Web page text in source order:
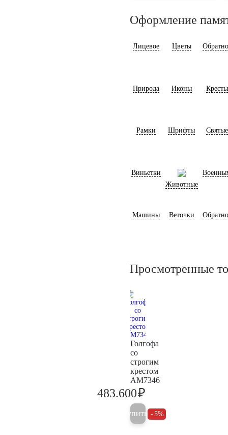
Оформление
Лицевое Цветы
Природа Иконы Кресты
Рамки Шрифты Святые
Виньетки
Животные
Машины Веточки
Просмотренные
Голгофа
со
строгим
крестом
AM7346
483.600₽
Купить 5%